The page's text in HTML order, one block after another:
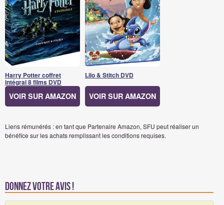
Harry Potter coffret
intégral 8 films DVD
VOIR SUR AMAZON
Lilo & Stitch DVD
VOIR SUR AMAZON
Liens rémunérés : en tant que Partenaire Amazon, SFU peut réaliser un
bénéfice sur les achats remplissant les conditions requises.
Donnez votre avis !